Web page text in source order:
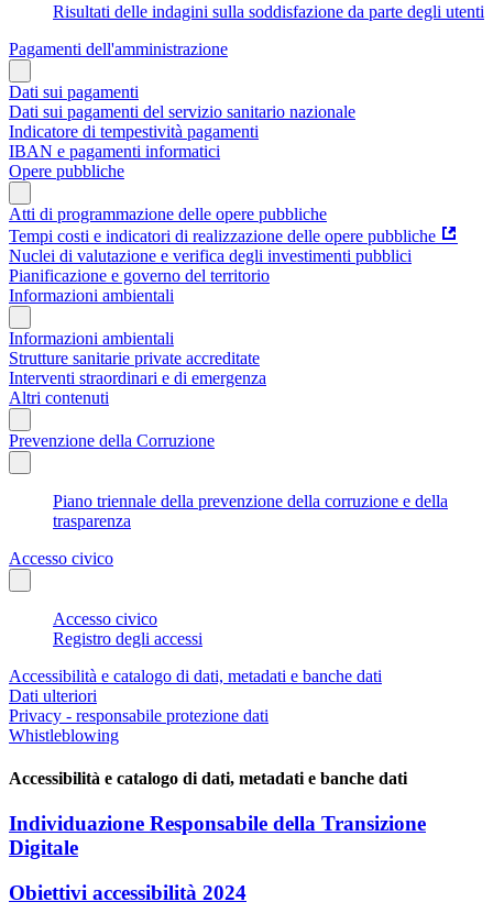
Risultati delle indagini sulla soddisfazione da parte degli utenti
Pagamenti dell'amministrazione
Dati sui pagamenti
Dati sui pagamenti del servizio sanitario nazionale
Indicatore di tempestività pagamenti
IBAN e pagamenti informatici
Opere pubbliche
Atti di programmazione delle opere pubbliche
Tempi costi e indicatori di realizzazione delle opere pubbliche
Nuclei di valutazione e verifica degli investimenti pubblici
Pianificazione e governo del territorio
Informazioni ambientali
Informazioni ambientali
Strutture sanitarie private accreditate
Interventi straordinari e di emergenza
Altri contenuti
Prevenzione della Corruzione
Piano triennale della prevenzione della corruzione e della
trasparenza
Accesso civico
Accesso civico
Registro degli accessi
Accessibilità e catalogo di dati, metadati e banche dati
Dati ulteriori
Privacy - responsabile protezione dati
Whistleblowing
Accessibilità e catalogo di dati, metadati e banche dati
Individuazione Responsabile della Transizione
Digitale
Obiettivi accessibilità 2024